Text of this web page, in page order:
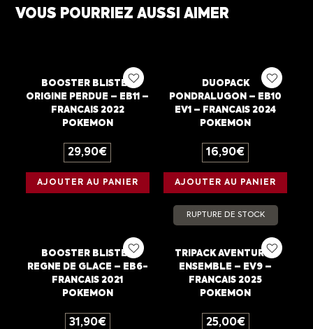
VOUS POURRIEZ AUSSI AIMER
BOOSTER BLISTER
ORIGINE PERDUE – EB11 –
FRANCAIS 2022
POKEMON
29,90€
AJOUTER AU PANIER
DUOPACK
PONDRALUGON – EB10
EV1 – FRANCAIS 2024
POKEMON
16,90€
AJOUTER AU PANIER
BOOSTER BLISTER
REGNE DE GLACE – EB6-
FRANCAIS 2021
POKEMON
31,90€
RUPTURE DE STOCK
TRIPACK AVENTURES
ENSEMBLE – EV9 –
FRANCAIS 2025
POKEMON
25,00€